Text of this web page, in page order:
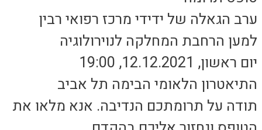
ערב הגאלה של ידידי מרכז רפואי רבין
למען הרחבת המחלקה לנוירולוגיה
יום ראשון, 12.12.2021, 19:00
התיאטרון הלאומי הבימה תל אביב
תודה על תרומתכם הנדיבה. אנא מלאו את